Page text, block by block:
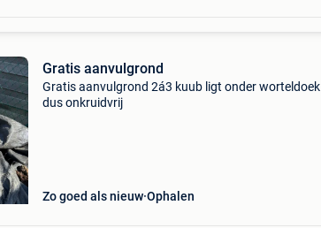
Gratis aanvulgrond
Gratis aanvulgrond 2á3 kuub ligt onder worteldoek
dus onkruidvrij
Zo goed als nieuw Ophalen